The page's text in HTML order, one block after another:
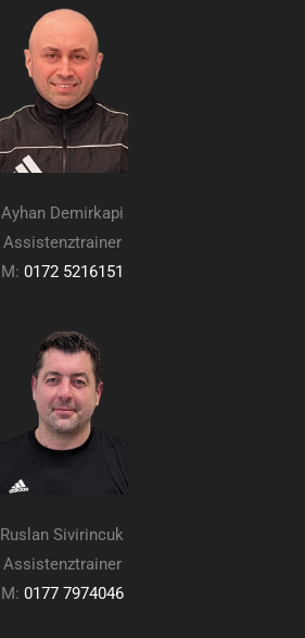
Ayhan Demirkapi
Assistenztrainer
M: 0172 5216151
Ruslan Sivirincuk
Assistenztrainer
M: 0177 7974046